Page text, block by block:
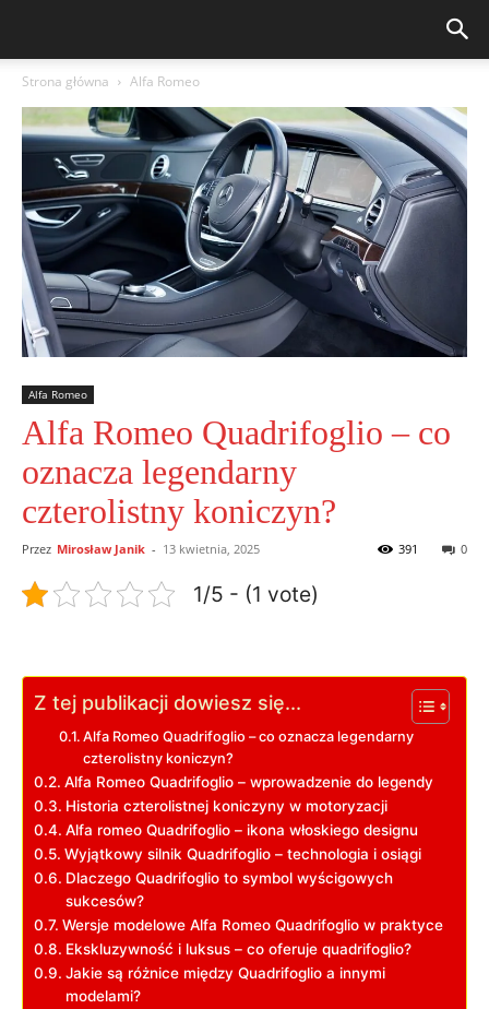
Strona główna Alfa Romeo
Alfa Romeo
Alfa Romeo Quadrifoglio – co
oznacza legendarny
czterolistny koniczyn?
Przez Mirosław Janik - 13 kwietnia, 2025 0
391
1/5 - (1 vote)
Z tej publikacji dowiesz się...
Alfa Romeo ⁢Quadrifoglio – ‍co⁢ oznacza legendarny
czterolistny koniczyn?
Alfa Romeo Quadrifoglio ⁤– wprowadzenie do ⁣legendy
Historia⁢ czterolistnej‍ koniczyny w⁣ motoryzacji
Alfa romeo ​Quadrifoglio – ‌ikona włoskiego designu
Wyjątkowy‍ silnik Quadrifoglio – ⁣technologia i osiągi
Dlaczego Quadrifoglio to symbol wyścigowych
sukcesów?
Wersje modelowe Alfa Romeo Quadrifoglio w praktyce
Ekskluzywność i ​luksus – co oferuje ‍quadrifoglio?
Jakie ⁢są różnice między‌ Quadrifoglio ​a ⁢innymi
modelami?